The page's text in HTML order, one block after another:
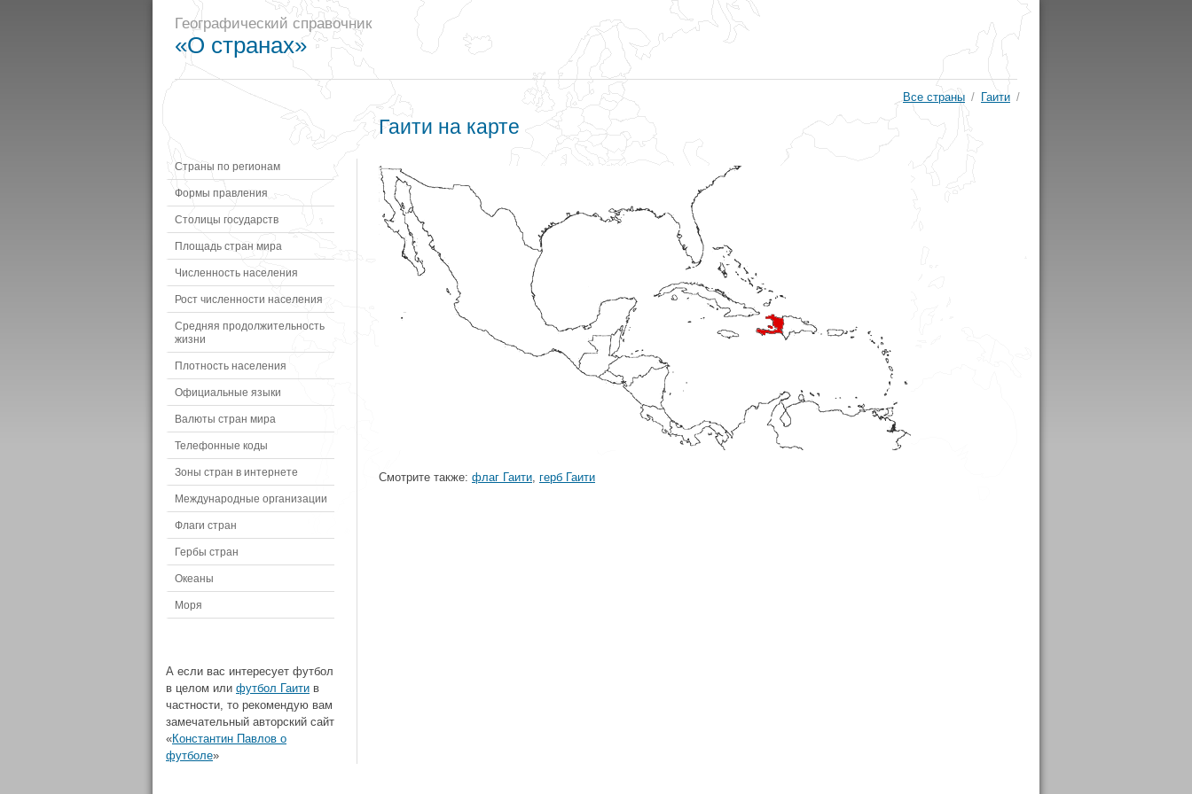
Географический справочник
«О странах»
Все страны / Гаити /
Гаити на карте
Смотрите также: флаг Гаити, герб Гаити
Страны по регионам
Формы правления
Столицы государств
Площадь стран мира
Численность населения
Рост численности населения
Средняя продолжительность
жизни
Плотность населения
Официальные языки
Валюты стран мира
Телефонные коды
Зоны стран в интернете
Международные организации
Флаги стран
Гербы стран
Океаны
Моря
А если вас интересует футбол
в целом или футбол Гаити в
частности, то рекомендую вам
замечательный авторский сайт
«Константин Павлов о
футболе»